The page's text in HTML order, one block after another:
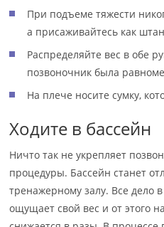
При подъеме тяжести
а присаживайтесь как
Распределяйте вес в обе
позвоночник была
На плече носите сумку,
Ходите в бассейн
Ничто так не укрепляет
процедуры. Бассейн станет
тренажерному залу. Все дело
ощущает свой вес и от этого